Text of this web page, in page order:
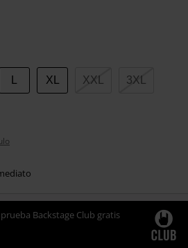
XL XXL 3XL
Backstage Club gratis